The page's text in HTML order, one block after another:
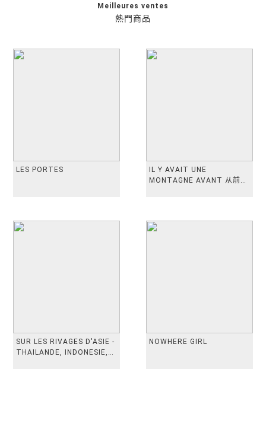
熱門商品
Meilleures ventes
LES PORTES
IL Y AVAIT UNE
MONTAGNE AVANT 从前有
SUR LES RIVAGES D'ASIE -
THAILANDE, INDONESIE,
NOWHERE GIRL